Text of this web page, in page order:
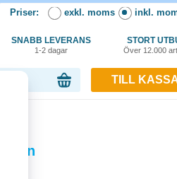
Priser: exkl. moms inkl.
SNABB LEVERANS
1-2 dagar
STORT
Över 12.000
TILL
cyan